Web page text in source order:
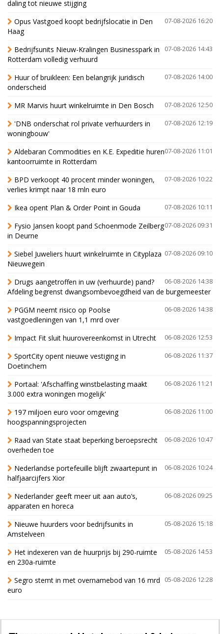
daling tot nieuwe stijging
07-08-2026 16:20
Opus Vastgoed koopt bedrijfslocatie in Den
Haag
07-08-2026 14:43
Bedrijfsunits Nieuw-Kralingen Businesspark in
Rotterdam volledig verhuurd
07-08-2026 14:00
Huur of bruikleen: Een belangrijk juridisch
onderscheid
07-08-2026 12:50
MR Marvis huurt winkelruimte in Den Bosch
07-08-2026 12:19
'DNB onderschat rol private verhuurders in
woningbouw'
07-08-2026 11:01
Aldebaran Commodities en K.E. Expeditie huren
kantoorruimte in Rotterdam
07-08-2026 10:22
BPD verkoopt 40 procent minder woningen,
verlies krimpt naar 18 mln euro
07-08-2026 10:11
Ikea opent Plan & Order Point in Gouda
07-08-2026 09:31
Fysio Jansen koopt pand Schoenmode Zeilberg
in Deurne
07-08-2026 09:10
Siebel Juweliers huurt winkelruimte in Cityplaza
Nieuwegein
06-08-2026 14:38
Drugs aangetroffen in uw (verhuurde) pand?
Afdeling begrenst dwangsombevoegdheid van de burgemeester
06-08-2026 14:38
PGGM neemt risico op Poolse
vastgoedleningen van 1,1 mrd over
06-08-2026 12:53
Impact Fit sluit huurovereenkomst in Utrecht
06-08-2026 11:37
SportCity opent nieuwe vestiging in
Doetinchem
06-08-2026 11:21
Portaal: 'Afschaffing winstbelasting maakt
3.000 extra woningen mogelijk'
06-08-2026 11:00
197 miljoen euro voor omgeving
hoogspanningsprojecten
06-08-2026 10:47
Raad van State staat beperking beroepsrecht
overheden toe
06-08-2026 10:24
Nederlandse portefeuille blijft zwaartepunt in
halfjaarcijfers Xior
06-08-2026 09:25
Nederlander geeft meer uit aan auto’s,
apparaten en horeca
05-08-2026 15:18
Nieuwe huurders voor bedrijfsunits in
Amstelveen
05-08-2026 14:53
Het indexeren van de huurprijs bij 290-ruimte
en 230a-ruimte
05-08-2026 12:28
Segro stemt in met overnamebod van 16 mrd
euro